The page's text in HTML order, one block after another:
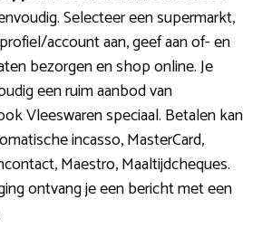
Selecteer een supermarkt,
account aan, geef aan of- en
bezorgen en shop online. Je
een ruim aanbod van
Vleeswaren speciaal. Betalen kan
incasso, MasterCard,
Maestro, Maaltijdcheques.
ontvang je een bericht met een